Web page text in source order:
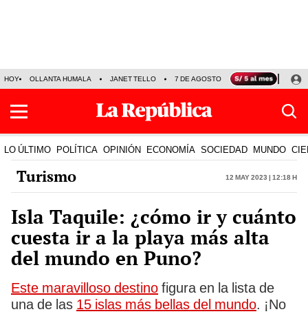
HOY OLLANTA HUMALA JANET TELLO 7 DE AGOSTO TINKA RESULTADOS
LO ÚLTIMO POLÍTICA OPINIÓN ECONOMÍA SOCIEDAD MUNDO
Turismo 12 May 2023 | 12:18 h
Isla Taquile: ¿cómo ir y cuánto
cuesta ir a la playa más alta
del mundo en Puno?
Este maravilloso destino figura en la lista de
una de las 15 islas más bellas del mundo. ¡No